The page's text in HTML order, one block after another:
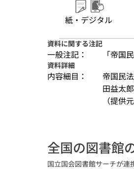
紙・デジタル
資料に関する注記
一般注記： 「帝国
資料詳細
内容細目：
帝国民
田益太
（提供
全国の図書館
国立国会図書館サーチが連